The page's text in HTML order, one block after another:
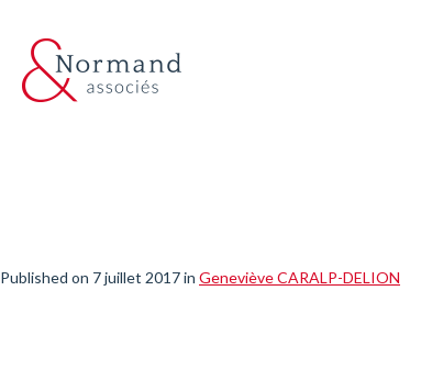
Published on 7 juillet 2017in Geneviève CARALP-DELION